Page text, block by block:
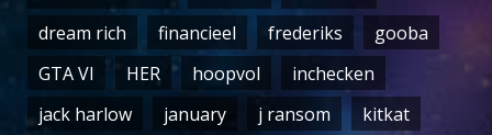
dream rich
financieel frederiks
gooba
GTA VI
HER hoopvol
inchecken
jack harlow
january j ransom
kitkat